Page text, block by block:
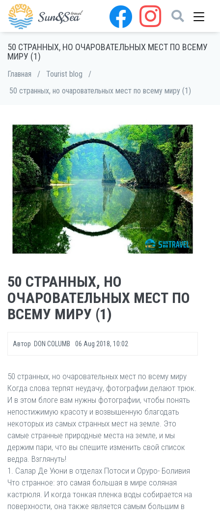
50 СТРАННЫХ, НО ОЧАРОВАТЕЛЬНЫХ МЕСТ ПО ВСЕМУ
МИРУ (1)
Главная / Tourist blog
/
50 странных, но очаровательных мест по всему миру (1)
50 СТРАННЫХ, НО
ОЧАРОВАТЕЛЬНЫХ МЕСТ ПО
ВСЕМУ МИРУ (1)
Автор DON COLUMB 06 Aug 2018, 10:02
50 странных, но очаровательных мест по всему миру
Когда слова терпят неудачу, фотографии делают трюк.
И в этом блоге вам нужны фотографии, чтобы понять
непостижимую красоту и возвышенную благодать
некоторых из самых странных мест на земле. Это
самые странные природные места на земле, и мы
держим пари, что вы спешите изменить свой список
ведра. Взглянуть!
1. Салар Де Уюни в отделах Потоси и Оруро- Боливия
Что странное: это самая большая в мире соляная
кастрюля. И когда тонкая пленка воды собирается на
поверхности, она также является самым большим в